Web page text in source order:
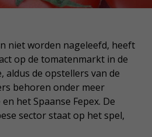
niet worden nageleefd, heeft
op de tomatenmarkt in de
aldus de opstellers van de
behoren onder meer
het Spaanse Fepex. De
sector staat op het spel,